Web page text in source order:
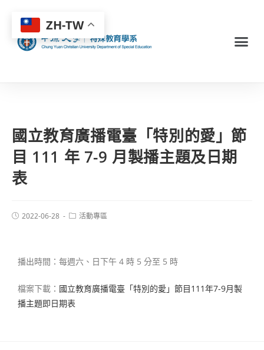
國立教育廣播電臺「特別的愛」節
目 111 年 7-9 月製播主題及日期
表
2022-06-28 活動專區
播出時間：每週六、日下午 4 時 5 分至 5 時
檔案下載： 國立教育廣播電臺「特別的愛」節目111年7-9月製
播主題即日期表
ZH-TW